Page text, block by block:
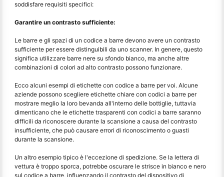
soddisfare requisiti specifici:
Garantire un contrasto sufficiente:
Le barre e gli spazi di un codice a barre devono avere un contrasto
sufficiente per essere distinguibili da uno scanner. In genere, questo
significa utilizzare barre nere su sfondo bianco, ma anche altre
combinazioni di colori ad alto contrasto possono funzionare.
Ecco alcuni esempi di etichette con codice a barre per voi. Alcune
aziende possono scegliere etichette chiare con codici a barre per
mostrare meglio la loro bevanda all'interno delle bottiglie, tuttavia
dimenticano che le etichette trasparenti con codici a barre saranno
difficili da riconoscere durante la scansione a causa del contrasto
insufficiente, che può causare errori di riconoscimento o guasti
durante la scansione.
Un altro esempio tipico è l'eccezione di spedizione. Se la lettera di
vettura è troppo sporca, potrebbe oscurare le strisce in bianco e nero
sul codice a barre, influenzando il contrasto del dispositivo di